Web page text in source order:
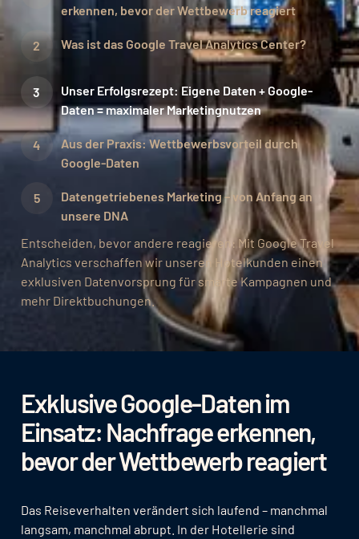
Entscheiden, bevor andere reagieren: Mit Google Travel
Analytics verschaffen wir unseren Hotelkunden einen
exklusiven Datenvorsprung für smarte Kampagnen und
mehr Direktbuchungen.
Exklusive Google-Daten im
Einsatz: Nachfrage erkennen,
bevor der Wettbewerb reagiert
Das Reiseverhalten verändert sich laufend – manchmal
langsam, manchmal abrupt. In der Hotellerie sind
erkennen, bevor der Wettbewerb reagiert
Was ist das Google Travel Analytics Center?
Unser Erfolgsrezept: Eigene Daten + Google-
Daten = maximaler Marketingnutzen
Aus der Praxis: Wettbewerbsvorteil durch
Google-Daten
Datengetriebenes Marketing – von Anfang an
unsere DNA